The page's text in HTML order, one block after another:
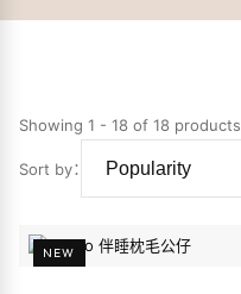
Showing 1 - 18 of 18 products
Sort by：
NEW